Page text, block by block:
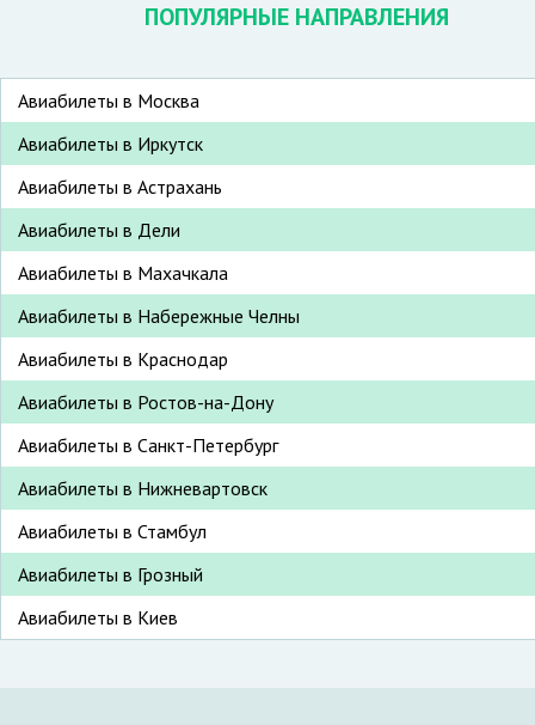
ПОПУЛЯРНЫЕ НАПРАВЛЕНИЯ
Авиабилеты в Москва
Авиабилеты в Иркутск
Авиабилеты в Астрахань
Авиабилеты в Дели
Авиабилеты в Махачкала
Авиабилеты в Набережные Челны
Авиабилеты в Краснодар
Авиабилеты в Ростов-на-Дону
Авиабилеты в Санкт-Петербург
Авиабилеты в Нижневартовск
Авиабилеты в Стамбул
Авиабилеты в Грозный
Авиабилеты в Киев